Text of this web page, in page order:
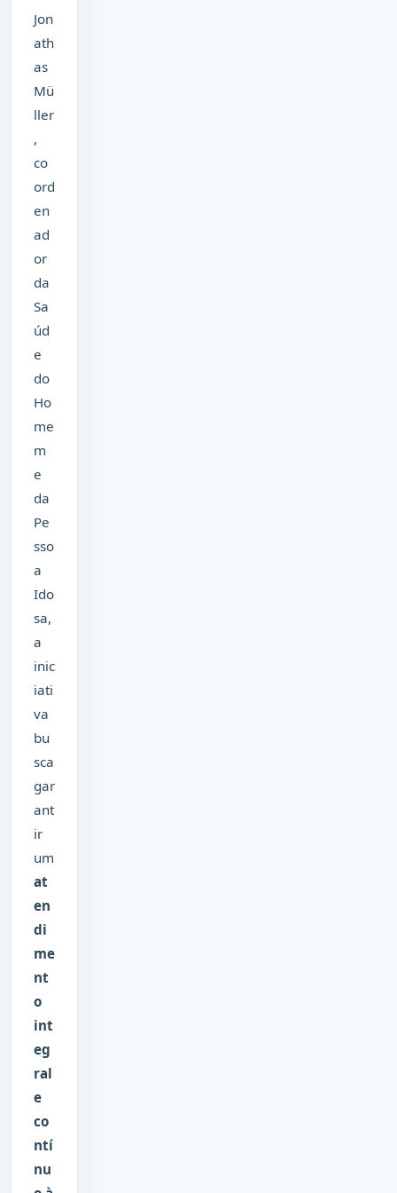
Jon
ath
as
Mü
ller
,
co
ord
en
ad
or
da
Sa
úd
e
do
Ho
me
m
e
da
Pe
sso
a
Ido
sa,
a
inic
iati
va
bu
sca
gar
ant
ir
um
at
en
di
me
nt
o
int
eg
ral
e
co
ntí
nu